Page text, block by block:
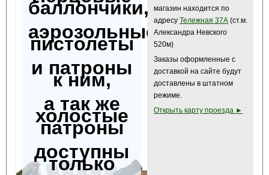
баллончики,
аэрозольные
пистолеты
и патроны
к ним,
а так же
холостые
патроны
доступны
только
магазин находится по
адресу Тележная 37А (ст.м.
Александра Невского
520м)
Заказы оформленные с
доставкой на сайте будут
доставлены в штатном
режиме.
Открыть карту проезда ►